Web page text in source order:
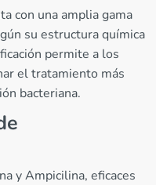
con una amplia gama
su estructura química
permite a los
el tratamiento más
bacteriana.
y Ampicilina, eficaces